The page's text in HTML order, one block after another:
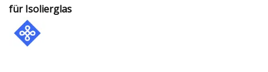
für Isolierglas